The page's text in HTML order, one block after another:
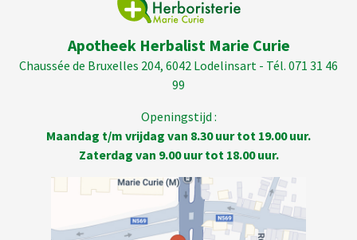
Apotheek Herbalist Marie Curie
Chaussée de Bruxelles 204, 6042 Lodelinsart - Tél. 071 31 46
99
Openingstijd :
Maandag t/m vrijdag van 8.30 uur tot 19.00 uur.
Zaterdag van 9.00 uur tot 18.00 uur.